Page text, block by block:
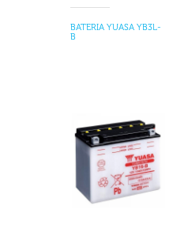
BATERIA YUASA YB3L-
B